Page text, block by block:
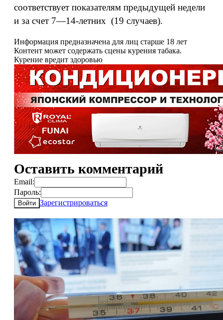
соответствует показателям предыдущей недели
и за счет 7—14-летних (19 случаев).
Информация предназначена для лиц старше 18 лет
Контент может содержать сцены курения табака.
Курение вредит здоровью
Оставить комментарий
Email:
Пароль:
Войти Зарегистрироваться